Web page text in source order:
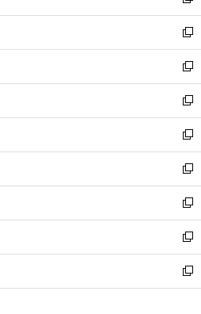
開
く
ウ
で
開
く
ウ
ィ
ン
ド
ウ
で
開
く
し
い
ウ
ィ
ン
ド
ウ
で
開
く
新
し
い
ウ
ィ
ン
ド
ウ
で
開
く
新
し
い
ウ
ィ
ン
ド
ウ
で
開
く
新
し
い
ウ
ィ
ン
ド
ウ
で
開
く
新
し
い
ウ
ィ
ン
ド
ウ
で
開
新
し
い
ウ
ィ
ン
ド
ウ
新
し
い
ウ
ィ
ン
新
し
い
ウ
新
し